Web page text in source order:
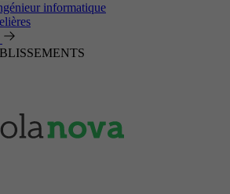
informatique